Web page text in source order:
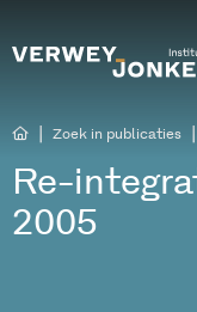
Zoek in publicaties
Re-
2005